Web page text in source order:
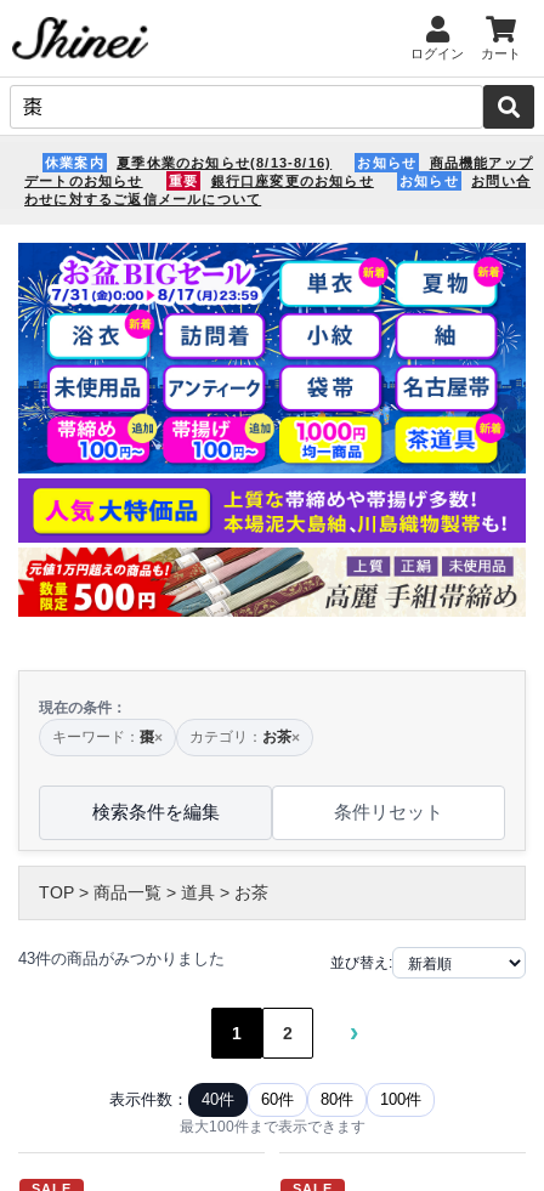
ログイン カート
休業案内 夏季休業のお知らせ(8/13-8/16) お知らせ
商品機能アップ
デートのお知らせ
重要 銀行口座変更のお知らせ お知らせ
お問い合
わせに対するご返信メールについて
現在の条件：
キーワード： 棗× カテゴリ： お茶×
検索条件を編集 条件リセット
TOP > 商品一覧 > 道具 > お茶
43件の商品がみつかりました 並び替え:
1 2 ›
表示件数： 40件 60件 80件 100件
最大100件まで表示できます